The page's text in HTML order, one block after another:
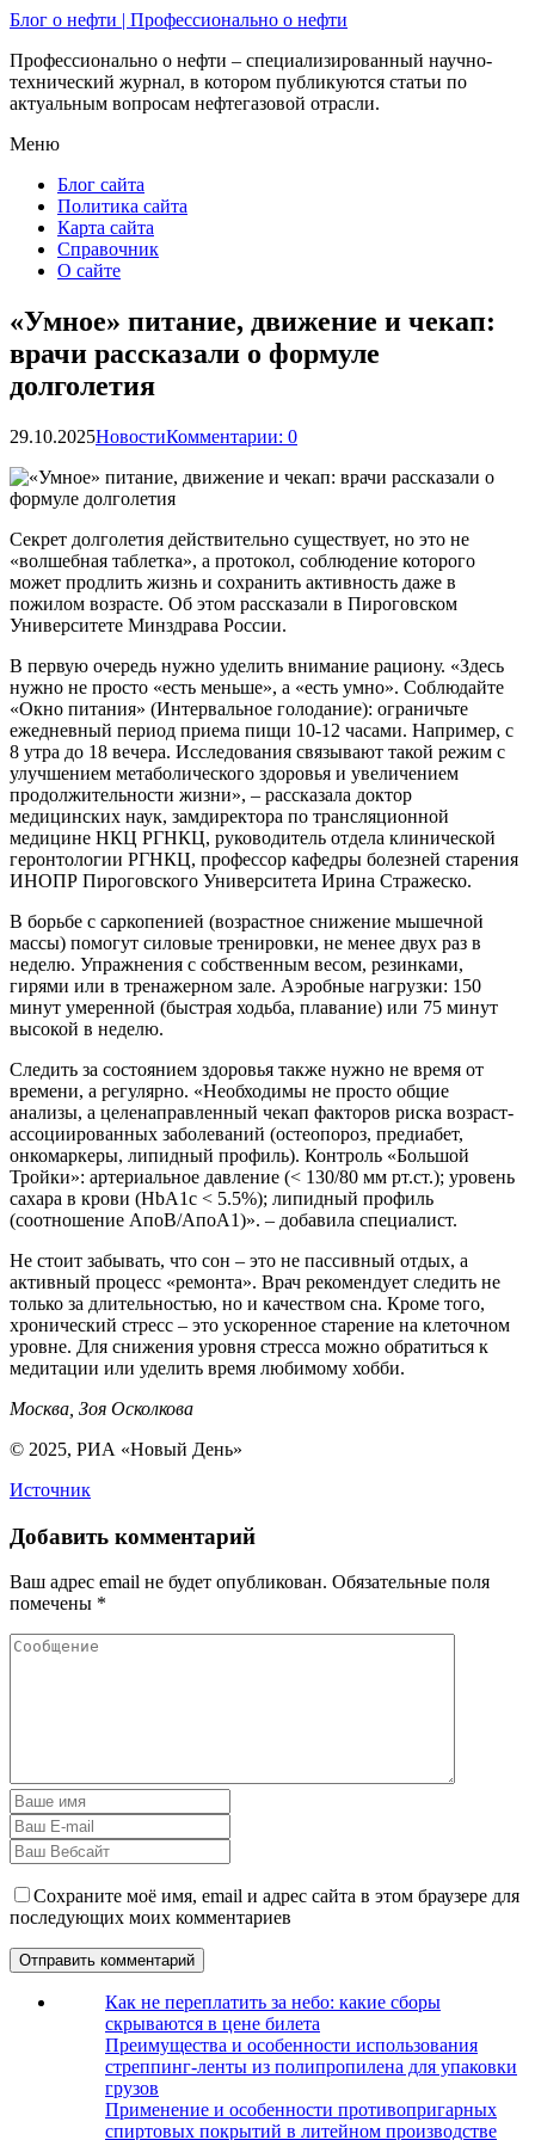
Блог о нефти | Профессионально о нефти
Профессионально о нефти – специализированный научно-
технический журнал, в котором публикуются статьи по
актуальным вопросам нефтегазовой отрасли.
Меню
Блог сайта
Политика сайта
Карта сайта
Справочник
О сайте
«Умное» питание, движение и чекап:
врачи рассказали о формуле
долголетия
29.10.2025НовостиКомментарии: 0
Секрет долголетия действительно существует, но это не
«волшебная таблетка», а протокол, соблюдение которого
может продлить жизнь и сохранить активность даже в
пожилом возрасте. Об этом рассказали в Пироговском
Университете Минздрава России.
В первую очередь нужно уделить внимание рациону. «Здесь
нужно не просто «есть меньше», а «есть умно». Соблюдайте
«Окно питания» (Интервальное голодание): ограничьте
ежедневный период приема пищи 10-12 часами. Например, с
8 утра до 18 вечера. Исследования связывают такой режим с
улучшением метаболического здоровья и увеличением
продолжительности жизни», – рассказала доктор
медицинских наук, замдиректора по трансляционной
медицине НКЦ РГНКЦ, руководитель отдела клинической
геронтологии РГНКЦ, профессор кафедры болезней старения
ИНОПР Пироговского Университета Ирина Стражеско.
В борьбе с саркопенией (возрастное снижение мышечной
массы) помогут силовые тренировки, не менее двух раз в
неделю. Упражнения с собственным весом, резинками,
гирями или в тренажерном зале. Аэробные нагрузки: 150
минут умеренной (быстрая ходьба, плавание) или 75 минут
высокой в неделю.
Следить за состоянием здоровья также нужно не время от
времени, а регулярно. «Необходимы не просто общие
анализы, а целенаправленный чекап факторов риска возраст-
ассоциированных заболеваний (остеопороз, предиабет,
онкомаркеры, липидный профиль). Контроль «Большой
Тройки»: артериальное давление (< 130/80 мм рт.ст.); уровень
сахара в крови (HbA1c < 5.5%); липидный профиль
(соотношение АпоB/АпоA1)». – добавила специалист.
Не стоит забывать, что сон – это не пассивный отдых, а
активный процесс «ремонта». Врач рекомендует следить не
только за длительностью, но и качеством сна. Кроме того,
хронический стресс – это ускоренное старение на клеточном
уровне. Для снижения уровня стресса можно обратиться к
медитации или уделить время любимому хобби.
Москва, Зоя Осколкова
© 2025, РИА «Новый День»
Источник
Добавить комментарий
Ваш адрес email не будет опубликован. Обязательные поля
помечены *
Сохраните моё имя, email и адрес сайта в этом браузере для
последующих моих комментариев
Как не переплатить за небо: какие сборы
скрываются в цене билета
Преимущества и особенности использования
стреппинг-ленты из полипропилена для упаковки
грузов
Применение и особенности противопригарных
спиртовых покрытий в литейном производстве